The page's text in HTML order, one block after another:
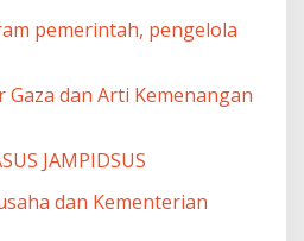
pemerintah, pengelola
dan Arti Kemenangan
JAMPIDSUS
dan Kementerian